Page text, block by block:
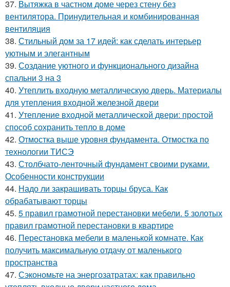
37. Вытяжка в частном доме через стену без
вентилятора. Принудительная и комбинированная
вентиляция
38. Стильный дом за 17 идей: как сделать интерьер
уютным и элегантным
39. Создание уютного и функционального дизайна
спальни 3 на 3
40. Утеплить входную металлическую дверь. Материалы
для утепления входной железной двери
41. Утепление входной металлической двери: простой
способ сохранить тепло в доме
42. Отмостка выше уровня фундамента. Отмостка по
технологии ТИСЭ
43. Столбчато-ленточный фундамент своими руками.
Особенности конструкции
44. Надо ли закрашивать торцы бруса. Как
обрабатывают торцы
45. 5 правил грамотной перестановки мебели. 5 золотых
правил грамотной перестановки в квартире
46. Перестановка мебели в маленькой комнате. Как
получить максимальную отдачу от маленького
пространства
47. Сэкономьте на энергозатратах: как правильно